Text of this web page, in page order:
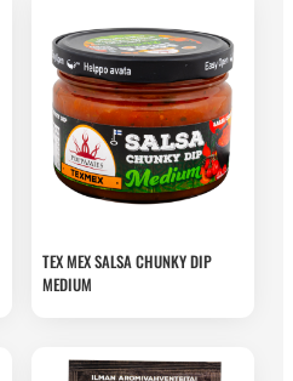
TEX MEX SALSA CHUNKY DIP
MEDIUM